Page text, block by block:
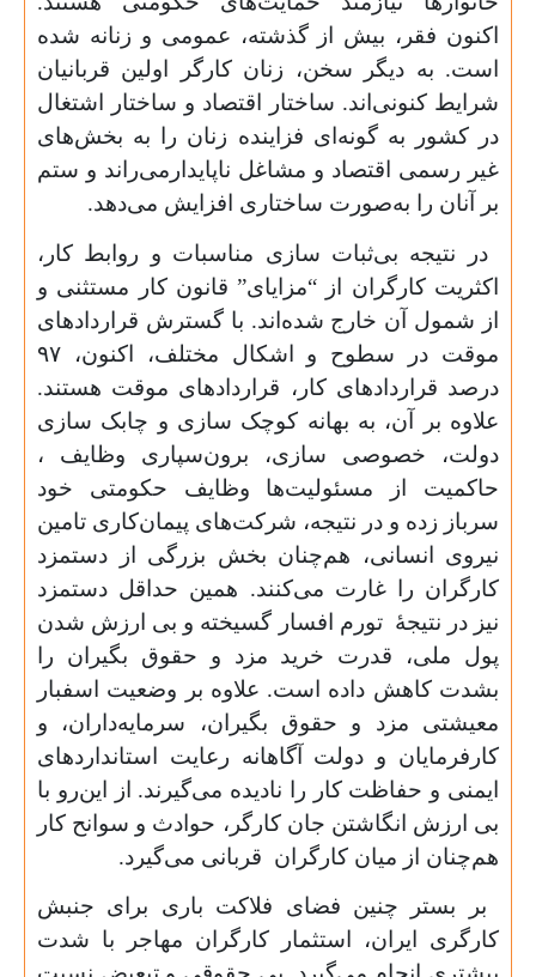
اکنون فقر، بیش از گذشته، عمومی و زنانه شده
است. به دیگر سخن، زنان کارگر اولین قربانیان
شرایط کنونی‌اند. ساختار اقتصاد و ساختار اشتغال
در کشور به گونه‌ای فزاینده زنان را به بخش‌های
غیر رسمی اقتصاد و مشاغل ناپایدارمی‌راند و ستم
بر آنان را به‌صورت ساختاری افزایش می‌دهد.
در نتیجه بی‌ثبات سازی مناسبات و روابط کار،
اکثریت کارگران از “مزایای” قانون کار مستثنی و
از شمول آن خارج شده‌اند. با گسترش قراردادهای
موقت در سطوح و اشکال مختلف، اکنون، ۹۷
درصد قرارداد‌های کار، قراردادهای موقت هستند.
علاوه بر آن، به بهانه کوچک سازی و چابک سازی
دولت، خصوصی سازی، برون‌سپاری وظایف ،
حاکمیت از مسئولیت‌ها وظایف حکومتی خود
سرباز زده و در نتیجه، شرکت‌های پیمان‌کاری تامین
نیروی انسانی، هم‌چنان بخش بزرگی از دستمزد
کارگران را غارت می‌کنند. همین حداقل دستمزد
نیز در نتیجۀ تورم افسار گسیخته و بی ارزش شدن
پول ملی، قدرت خرید مزد و حقوق بگیران را
بشدت کاهش داده است. علاوه بر وضعیت اسفبار
معیشتی مزد و حقوق بگیران، سرمایه‌داران، و
کارفرمایان و دولت آگاهانه رعایت استاندارد‌های
ایمنی و حفاظت کار را نادیده می‌گیرند. از این‌رو با
بی ارزش انگاشتن جان کارگر، حوادث و سوانح کار
هم‌چنان از میان کارگران قربانی می‌گیرد.
بر بستر چنین فضای فلاکت باری برای جنبش
کارگری ایران، استثمار کارگران مهاجر با شدت